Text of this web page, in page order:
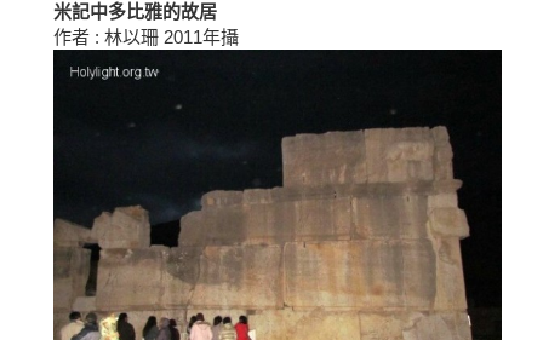
米記中多比雅的故居
作者 : 林以珊 2011年攝